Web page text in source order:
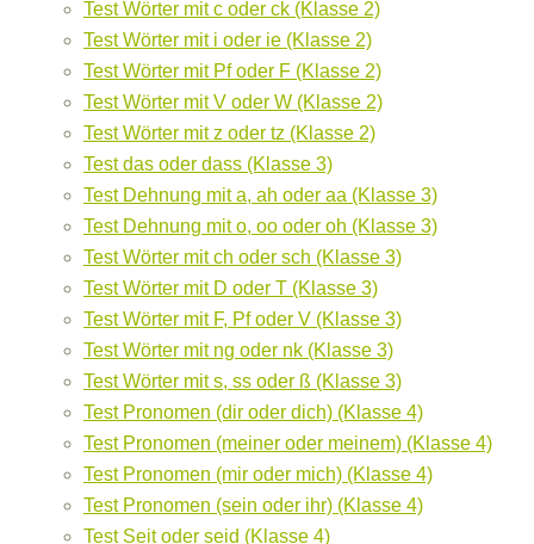
Test Wörter mit c oder ck (Klasse 2)
Test Wörter mit i oder ie (Klasse 2)
Test Wörter mit Pf oder F (Klasse 2)
Test Wörter mit V oder W (Klasse 2)
Test Wörter mit z oder tz (Klasse 2)
Test das oder dass (Klasse 3)
Test Dehnung mit a, ah oder aa (Klasse 3)
Test Dehnung mit o, oo oder oh (Klasse 3)
Test Wörter mit ch oder sch (Klasse 3)
Test Wörter mit D oder T (Klasse 3)
Test Wörter mit F, Pf oder V (Klasse 3)
Test Wörter mit ng oder nk (Klasse 3)
Test Wörter mit s, ss oder ß (Klasse 3)
Test Pronomen (dir oder dich) (Klasse 4)
Test Pronomen (meiner oder meinem) (Klasse 4)
Test Pronomen (mir oder mich) (Klasse 4)
Test Pronomen (sein oder ihr) (Klasse 4)
Test Seit oder seid (Klasse 4)